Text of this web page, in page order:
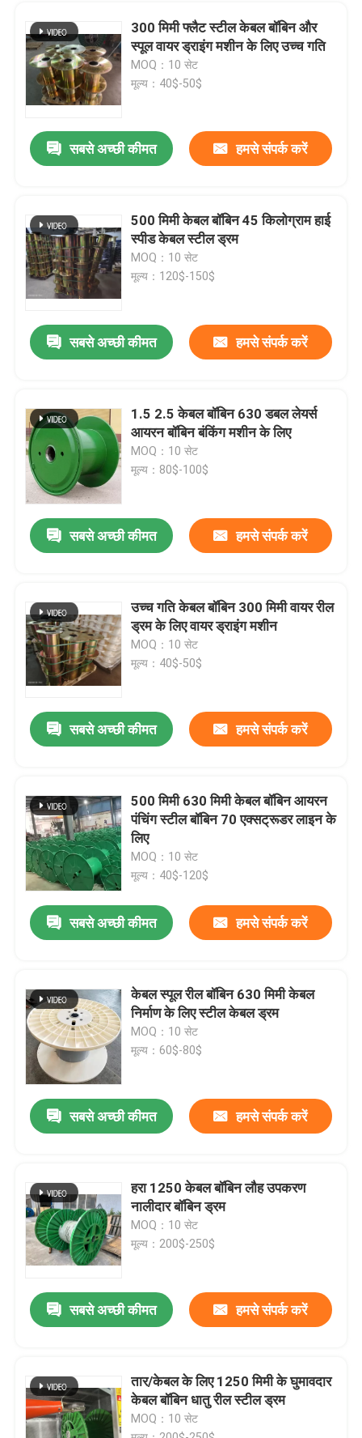
उत्पाद
वीडियो
हमारे बारे में
गुणवत्ता नियंत्रण
एक उद्धरण का अनुरोध करें
केबल एक्सट्रूडर मशीन
वायर एक्सट्रूडर मशीन
300 मिमी फ्लैट स्टील केबल बॉबिन और
स्पूल वायर ड्राइंग मशीन के लिए उच्च गति
MOQ：10 सेट
मूल्य：40$-50$
सबसे अच्छी कीमत हमसे संपर्क करें
500 मिमी केबल बॉबिन 45 किलोग्राम हाई
स्पीड केबल स्टील ड्रम
MOQ：10 सेट
मूल्य：120$-150$
सबसे अच्छी कीमत हमसे संपर्क करें
1.5 2.5 केबल बॉबिन 630 डबल लेयर्स
आयरन बॉबिन बंकिंग मशीन के लिए
MOQ：10 सेट
मूल्य：80$-100$
सबसे अच्छी कीमत हमसे संपर्क करें
उच्च गति केबल बॉबिन 300 मिमी वायर रील
ड्रम के लिए वायर ड्राइंग मशीन
MOQ：10 सेट
मूल्य：40$-50$
सबसे अच्छी कीमत हमसे संपर्क करें
500 मिमी 630 मिमी केबल बॉबिन आयरन
पंचिंग स्टील बॉबिन 70 एक्सट्रूडर लाइन के
लिए
MOQ：10 सेट
मूल्य：40$-120$
सबसे अच्छी कीमत हमसे संपर्क करें
केबल स्पूल रील बॉबिन 630 मिमी केबल
निर्माण के लिए स्टील केबल ड्रम
MOQ：10 सेट
मूल्य：60$-80$
सबसे अच्छी कीमत हमसे संपर्क करें
हरा 1250 केबल बॉबिन लौह उपकरण
नालीदार बॉबिन ड्रम
MOQ：10 सेट
मूल्य：200$-250$
सबसे अच्छी कीमत हमसे संपर्क करें
तार/केबल के लिए 1250 मिमी के घुमावदार
केबल बॉबिन धातु रील स्टील ड्रम
MOQ：10 सेट